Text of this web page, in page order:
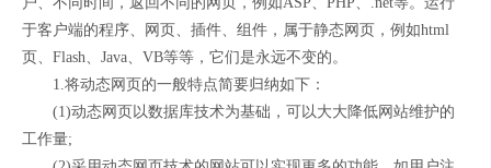
于客户端的程序、网页、插件、组件，属于静态网页，例如html
页、Flash、Java、VB等等，它们是永远不变的。
1.将动态网页的一般特点简要归纳如下：
(1)动态网页以数据库技术为基础，可以大大降低网站维护的
工作量;